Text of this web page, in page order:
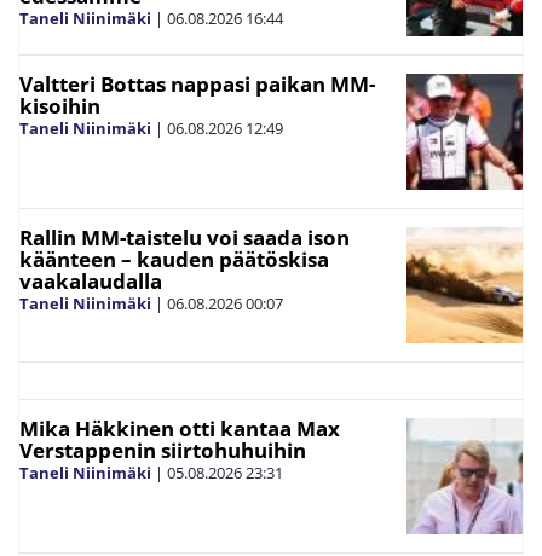
Taneli Niinimäki | 06.08.2026 16:44
Valtteri Bottas nappasi paikan MM-
kisoihin
Taneli Niinimäki | 06.08.2026 12:49
Rallin MM-taistelu voi saada ison
käänteen – kauden päätöskisa
vaakalaudalla
Taneli Niinimäki | 06.08.202600:07
Mika Häkkinen otti kantaa Max
Verstappenin siirtohuhuihin
Taneli Niinimäki | 05.08.202623:31